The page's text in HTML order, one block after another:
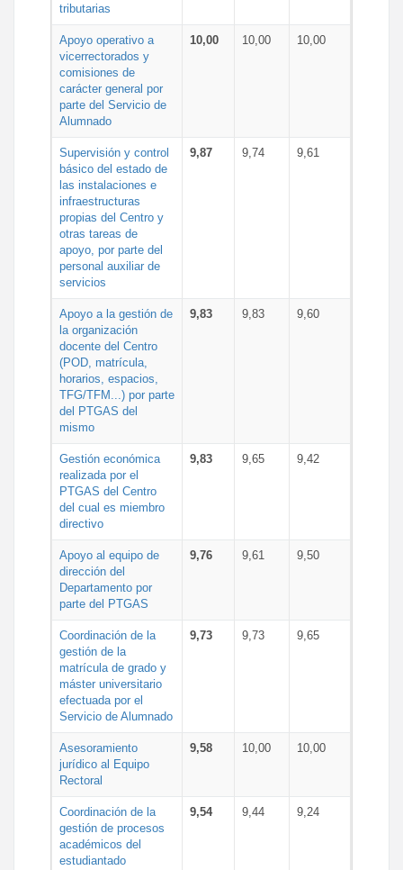
tributarias
Apoyo operativo a
vicerrectorados y
comisiones de
carácter general por
parte del Servicio de
Alumnado
10,00 10,00 10,00
Supervisión y control
básico del estado de
las instalaciones e
infraestructuras
propias del Centro y
otras tareas de
apoyo, por parte del
personal auxiliar de
servicios
9,87 9,74 9,61
Apoyo a la gestión de
la organización
docente del Centro
(POD, matrícula,
horarios, espacios,
TFG/TFM...) por parte
del PTGAS del
mismo
9,83 9,83 9,60
Gestión económica
realizada por el
PTGAS del Centro
del cual es miembro
directivo
9,83 9,65 9,42
Apoyo al equipo de
dirección del
Departamento por
parte del PTGAS
9,76 9,61 9,50
Coordinación de la
gestión de la
matrícula de grado y
máster universitario
efectuada por el
Servicio de Alumnado
9,73 9,73 9,65
Asesoramiento
jurídico al Equipo
Rectoral
9,58 10,00 10,00
Coordinación de la
gestión de procesos
académicos del
estudiantado
9,54 9,44 9,24